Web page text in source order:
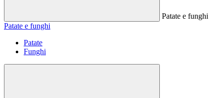
Patate e funghi
Patate e funghi
Patate
Funghi